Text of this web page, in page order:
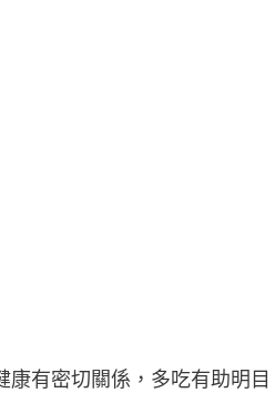
康有密切關係，多吃有助明